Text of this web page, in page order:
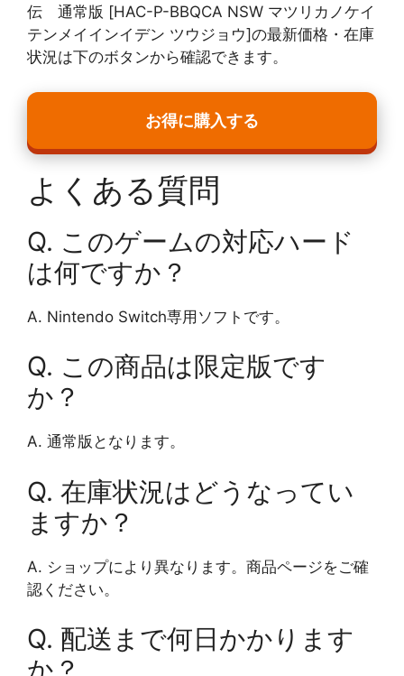
伝 通常版 [HAC-P-BBQCA NSW マツリカノケイ
テンメイインイデン ツウジョウ]の最新価格・在庫
状況は下のボタンから確認できます。
お得に購入する
よくある質問
Q. このゲームの対応ハード
は何ですか？
A. Nintendo Switch専用ソフトです。
Q. この商品は限定版です
か？
A. 通常版となります。
Q. 在庫状況はどうなってい
ますか？
A. ショップにより異なります。商品ページをご確
認ください。
Q. 配送まで何日かかります
か？